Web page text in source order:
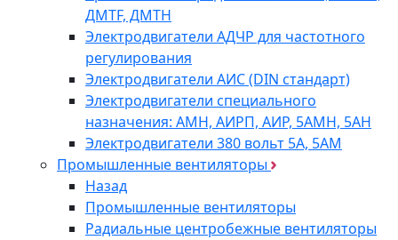
ДMTF, ДМТН
Электродвигатели АДЧР для частотного
регулирования
Электродвигатели АИС (DIN стандарт)
Электродвигатели специального
назначения: АМН, АИРП, АИР, 5АМН, 5АН
Электродвигатели 380 вольт 5А, 5АМ
Промышленные вентиляторы
Назад
Промышленные вентиляторы
Радиальные центробежные вентиляторы